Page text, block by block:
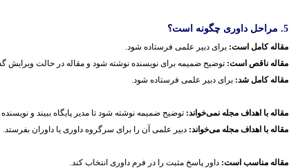
5. مراحل داوری چگونه است؟
مقاله کامل است: برای دبیر علمی فرستاده شود.
مقاله ناقص است: توضیح ضمیمه برای نویسنده نوشته شود و مقاله در حالت ویرایش
مقاله کامل شد: برای دبیر علمی فرستاده شود.
مقاله با اهداف مجله نمی‌خواند: توضیح ضمیمه نوشته شود تا مدیر پایگاه ببیند و نویسنده
مقاله با اهداف مجله می‌خواند: دبیر علمی آن را برای سرگروه داوری یا داوران بفرستد.
مقاله مناسب است: داور پاسخ مثبت را در فرم داوری انتخاب کند.